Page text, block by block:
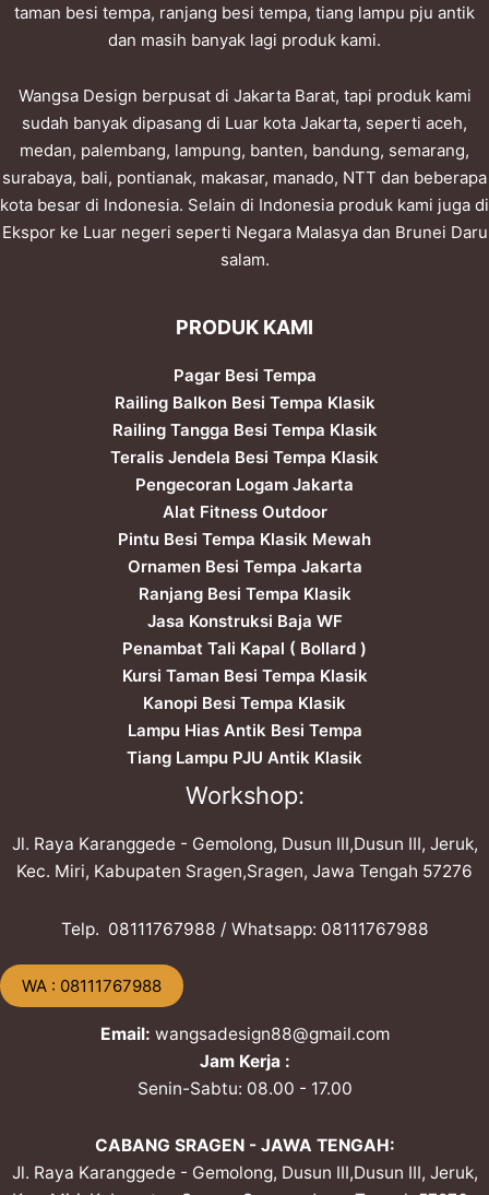
taman besi tempa, ranjang besi tempa, tiang lampu pju antik
dan masih banyak lagi produk kami.
Wangsa Design berpusat di Jakarta Barat, tapi produk kami
sudah banyak dipasang di Luar kota Jakarta, seperti aceh,
medan, palembang, lampung, banten, bandung, semarang,
surabaya, bali, pontianak, makasar, manado, NTT dan beberapa
kota besar di Indonesia. Selain di Indonesia produk kami juga di
Ekspor ke Luar negeri seperti Negara Malasya dan Brunei Daru
salam.
PRODUK KAMI
Pagar Besi Tempa
Railing Balkon Besi Tempa Klasik
Railing Tangga Besi Tempa Klasik
Teralis Jendela Besi Tempa Klasik
Pengecoran Logam Jakarta
Alat Fitness Outdoor
Pintu Besi Tempa Klasik Mewah
Ornamen Besi Tempa Jakarta
Ranjang Besi Tempa Klasik
Jasa Konstruksi Baja WF
Penambat Tali Kapal ( Bollard )
Kursi Taman Besi Tempa Klasik
Kanopi Besi Tempa Klasik
Lampu Hias Antik Besi Tempa
Tiang Lampu PJU Antik Klasik
Workshop:
Jl. Raya Karanggede - Gemolong, Dusun III,Dusun III, Jeruk,
Kec. Miri, Kabupaten Sragen,Sragen, Jawa Tengah 57276
Telp. ​08111767988 / Whatsapp: ​08111767988
​WA : 08111767988
Email: wangsadesign88@gmail.com
Jam Kerja :
Senin-Sabtu: 08.00 - 17.00
CABANG SRAGEN - JAWA TENGAH:
Jl. Raya Karanggede - Gemolong, Dusun III,Dusun III, Jeruk,